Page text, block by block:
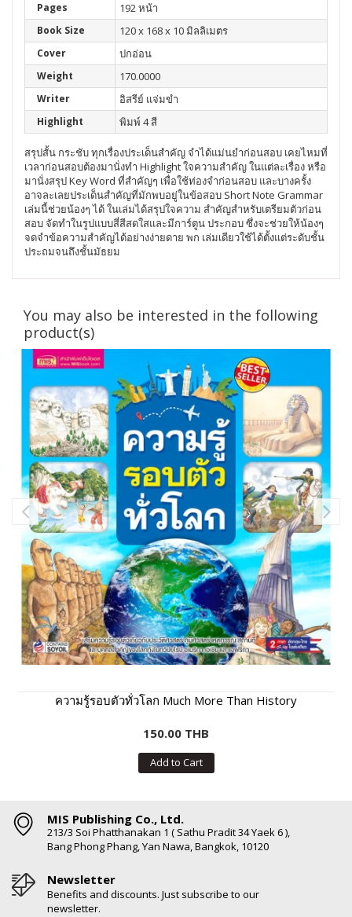
Pages 192 หน้า
Book Size 120 x 168 x 10 มิลลิเมตร
Cover ปกอ่อน
Weight 170.0000
Writer อิสรีย์ แจ่มขำ
Highlight พิมพ์ 4 สี
สรุปสั้น กระชับ ทุกเรื่องประเด็นสำคัญ จำได้แม่นยำก่อนสอบ เคยไหมที่
เวลาก่อนสอบต้องมานั่งทำ Highlight ใจความสำคัญ ในแต่ละเรื่อง หรือ
มานั่งสรุป Key Word ที่สำคัญๆ เพื่อใช้ท่องจำก่อนสอบ และบางครั้ง
อาจละเลยประเด็นสำคัญที่มักพบอยู่ในข้อสอบ Short Note Grammar
เล่มนี้ช่วยน้องๆ ได้ ในเล่มได้สรุปใจความ สำคัญสำหรับเตรียมตัวก่อน
สอบ จัดทำในรูปแบบสี่สีสดใสและมีการ์ตูน ประกอบ ซึ่งจะช่วยให้น้องๆ
จดจำข้อความสำคัญได้อย่างง่ายดาย พก เล่มเดียวใช้ได้ตั้งแต่ระดับชั้น
ประถมจนถึงชั้นมัธยม
You may also be interested in the following
product(s)
ความรู้รอบตัวทั่วโลก Much More Than History
150.00 THB
Add to Cart
MIS Publishing Co., Ltd.
213/3 Soi Phatthanakan 1 ( Sathu Pradit 34 Yaek 6 ),
Bang Phong Phang, Yan Nawa, Bangkok, 10120
Newsletter
Benefits and discounts. Just subscribe to our
newsletter.